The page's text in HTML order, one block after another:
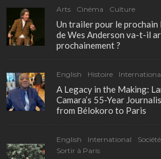
Arts Cinéma Culture
Un trailer pour le prochain
de Wes Anderson va-t-il
prochainement ?
English Histoire
A Legacy in the Making:
Camara’s 55-Year
from Bélokoro to Paris
English International
Société
Sortir à Paris